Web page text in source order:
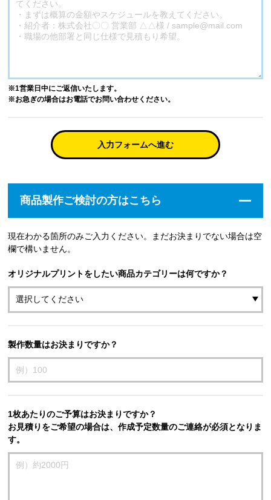
※1営業日中にご返信いたします。
※お急ぎの場合はお電話でお問い合わせください。
入力フォームへ進む
商品製作ご検討の方はこちら
現在わかる箇所のみご入力ください。まだお決まりでない場合は空
欄で構いません。
オリジナルプリントをしたい商品カテゴリーは何ですか？
製作数量はお決まりですか？
1枚あたりのご予算はお決まりですか？
お見積りをご希望の場合は、作成予定数量のご連絡が必須となりま
す。